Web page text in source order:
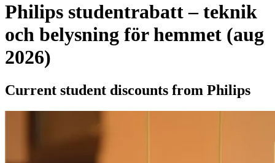
Philips studentrabatt – teknik
och belysning för hemmet (aug
2026)
Current student discounts from Philips